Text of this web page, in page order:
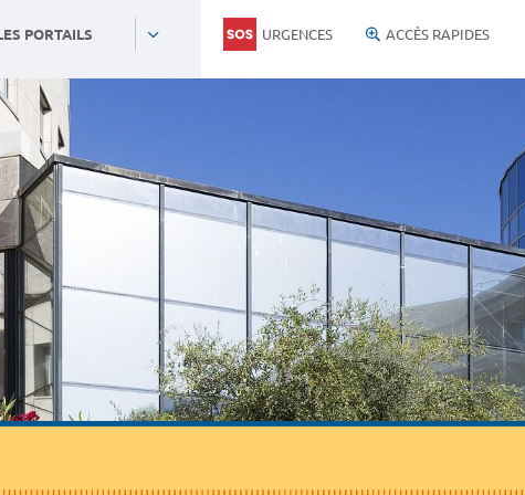
PORTAILS URGENCES ACCÈS RAPIDES